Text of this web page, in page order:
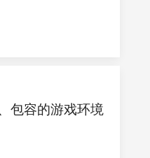
包容的游戏环境